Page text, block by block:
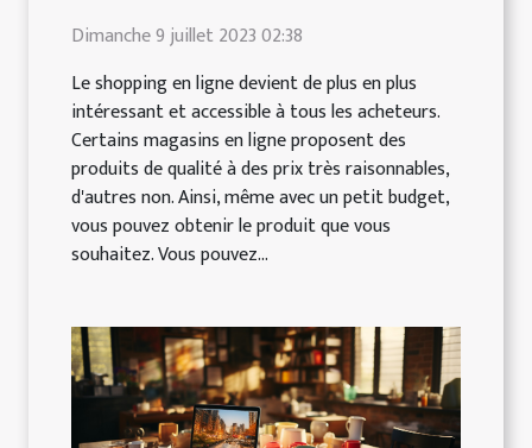
Dimanche 9 juillet 2023 02:38
Le shopping en ligne devient de plus en plus
intéressant et accessible à tous les acheteurs.
Certains magasins en ligne proposent des
produits de qualité à des prix très raisonnables,
d'autres non. Ainsi, même avec un petit budget,
vous pouvez obtenir le produit que vous
souhaitez. Vous pouvez...